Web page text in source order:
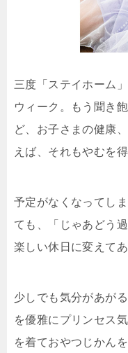
三度「ステイホーム
ウィーク。もう聞き
ど、お子さまの健康
えば、それもやむを
予定がなくなってし
ても、「じゃあどう
楽しい休日に変えて
少しでも気分があが
を優雅にプリンセス
を着ておやつじかん